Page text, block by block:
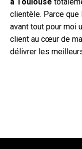
clientèle. Parce
avant tout pour moi
client au cœur de
délivrer les